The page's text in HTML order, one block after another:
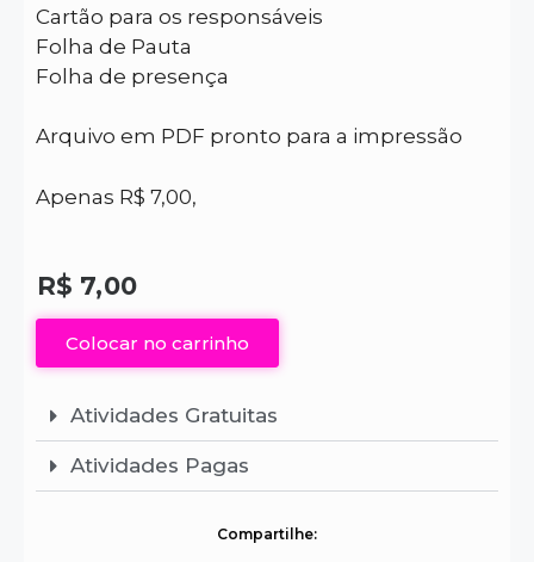
Cartão para os responsáveis
Folha de Pauta
Folha de presença
Arquivo em PDF pronto para a impressão
Apenas R$ 7,00,
R$ 7,00
Colocar no carrinho
Atividades Gratuitas
Atividades Pagas
Compartilhe: